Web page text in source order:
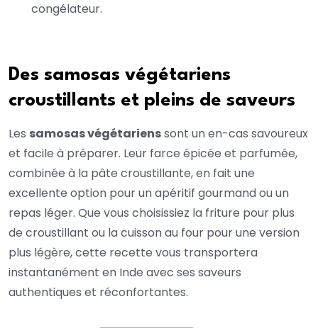
congélateur.
Des samosas végétariens
croustillants et pleins de saveurs
Les samosas végétarienssont un en-cas savoureux
et facile à préparer. Leur farce épicée et parfumée,
combinée à la pâte croustillante, en fait une
excellente option pour un apéritif gourmand ou un
repas léger. Que vous choisissiez la friture pour plus
de croustillant ou la cuisson au four pour une version
plus légère, cette recette vous transportera
instantanément en Inde avec ses saveurs
authentiques et réconfortantes.